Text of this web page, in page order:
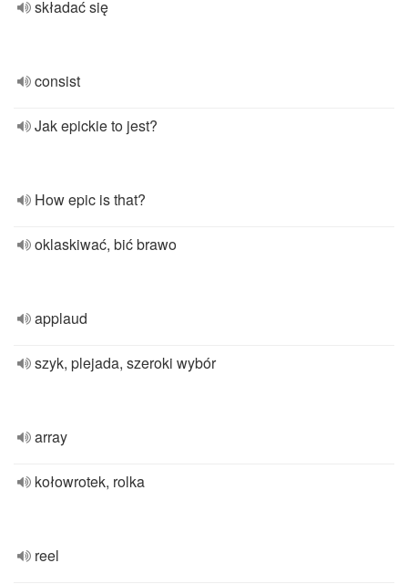
składać się
consist
Jak epickie to jest?
How epic is that?
oklaskiwać, bić brawo
applaud
szyk, plejada, szeroki wybór
array
kołowrotek, rolka
reel